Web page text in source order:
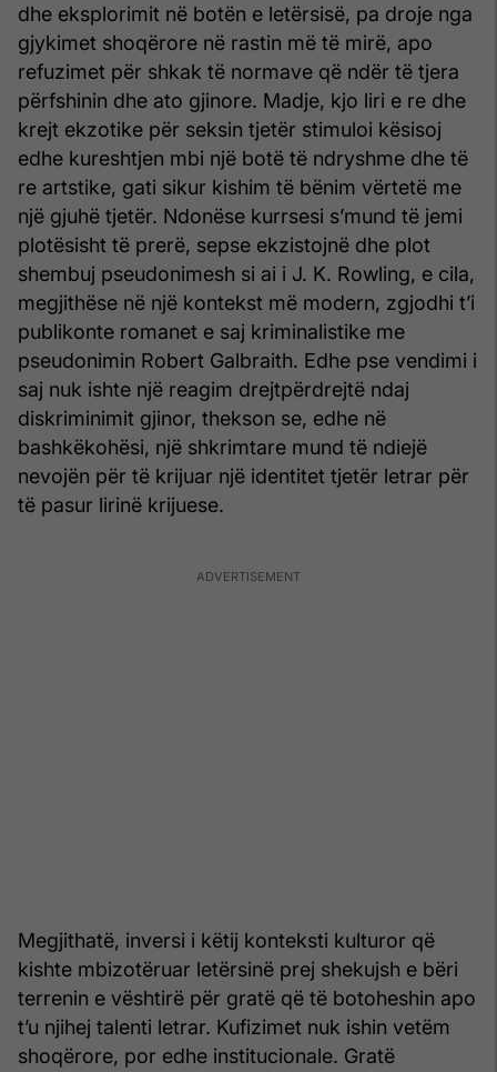
dhe eksplorimit në botën e letërsisë, pa droje nga
gjykimet shoqërore në rastin më të mirë, apo
refuzimet për shkak të normave që ndër të tjera
përfshinin dhe ato gjinore. Madje, kjo liri e re dhe
krejt ekzotike për seksin tjetër stimuloi kësisoj
edhe kureshtjen mbi një botë të ndryshme dhe të
re artstike, gati sikur kishim të bënim vërtetë me
një gjuhë tjetër. Ndonëse kurrsesi s’mund të jemi
plotësisht të prerë, sepse ekzistojnë dhe plot
shembuj pseudonimesh si ai i J. K. Rowling, e cila,
megjithëse në një kontekst më modern, zgjodhi t’i
publikonte romanet e saj kriminalistike me
pseudonimin Robert Galbraith. Edhe pse vendimi i
saj nuk ishte një reagim drejtpërdrejtë ndaj
diskriminimit gjinor, thekson se, edhe në
bashkëkohësi, një shkrimtare mund të ndiejë
nevojën për të krijuar një identitet tjetër letrar për
të pasur lirinë krijuese.
Megjithatë, inversi i këtij konteksti kulturor që
kishte mbizotëruar letërsinë prej shekujsh e bëri
terrenin e vështirë për gratë që të botoheshin apo
t’u njihej talenti letrar. Kufizimet nuk ishin vetëm
shoqërore, por edhe institucionale. Gratë